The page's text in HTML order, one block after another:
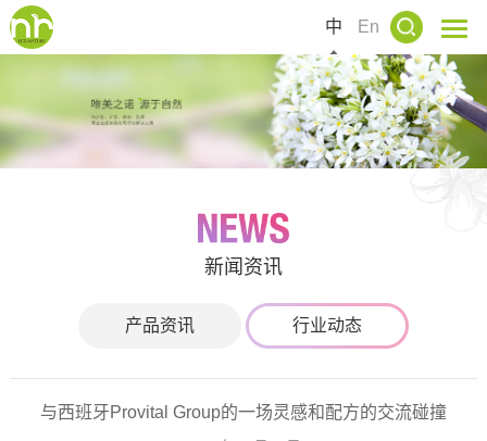
中 En
新闻资讯
产品资讯 行业动态
与西班牙Provital Group的一场灵感和配方的交流碰撞